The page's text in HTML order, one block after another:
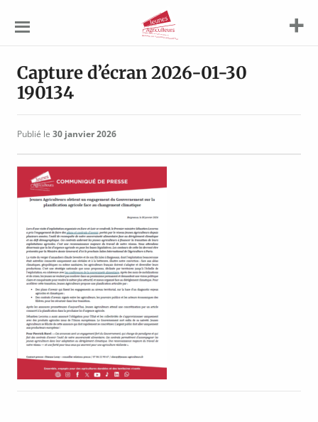
Agriculteurs
Capture d’écran 2026-01-30
190134
Publié le 30 janvier 2026